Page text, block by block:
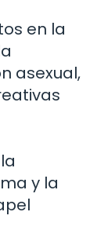
en la
asexual,
y la